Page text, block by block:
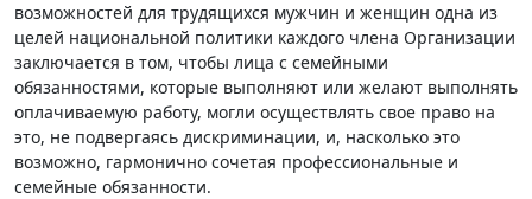
возможностей для трудящихся мужчин и женщин одна из
целей национальной политики каждого члена Организации
заключается в том, чтобы лица с семейными
обязанностями, которые выполняют или желают выполнять
оплачиваемую работу, могли осуществлять свое право на
это, не подвергаясь дискриминации, и, насколько это
возможно, гармонично сочетая профессиональные и
семейные обязанности.